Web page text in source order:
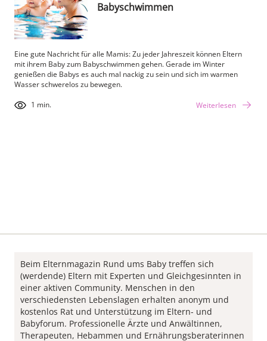
Babyschwimmen
Eine gute Nachricht für alle Mamis: Zu jeder Jahreszeit können Eltern
mit ihrem Baby zum Babyschwimmen gehen. Gerade im Winter
genießen die Babys es auch mal nackig zu sein und sich im warmen
Wasser schwerelos zu bewegen.
Weiterlesen
1 min.
Beim Elternmagazin Rund ums Baby treffen sich
(werdende) Eltern mit Experten und Gleichgesinnten in
einer aktiven Community. Menschen in den
verschiedensten Lebenslagen erhalten anonym und
kostenlos Rat und Unterstützung im Eltern- und
Babyforum. Professionelle Ärzte und Anwältinnen,
Therapeuten, Hebammen und Ernährungsberaterinnen